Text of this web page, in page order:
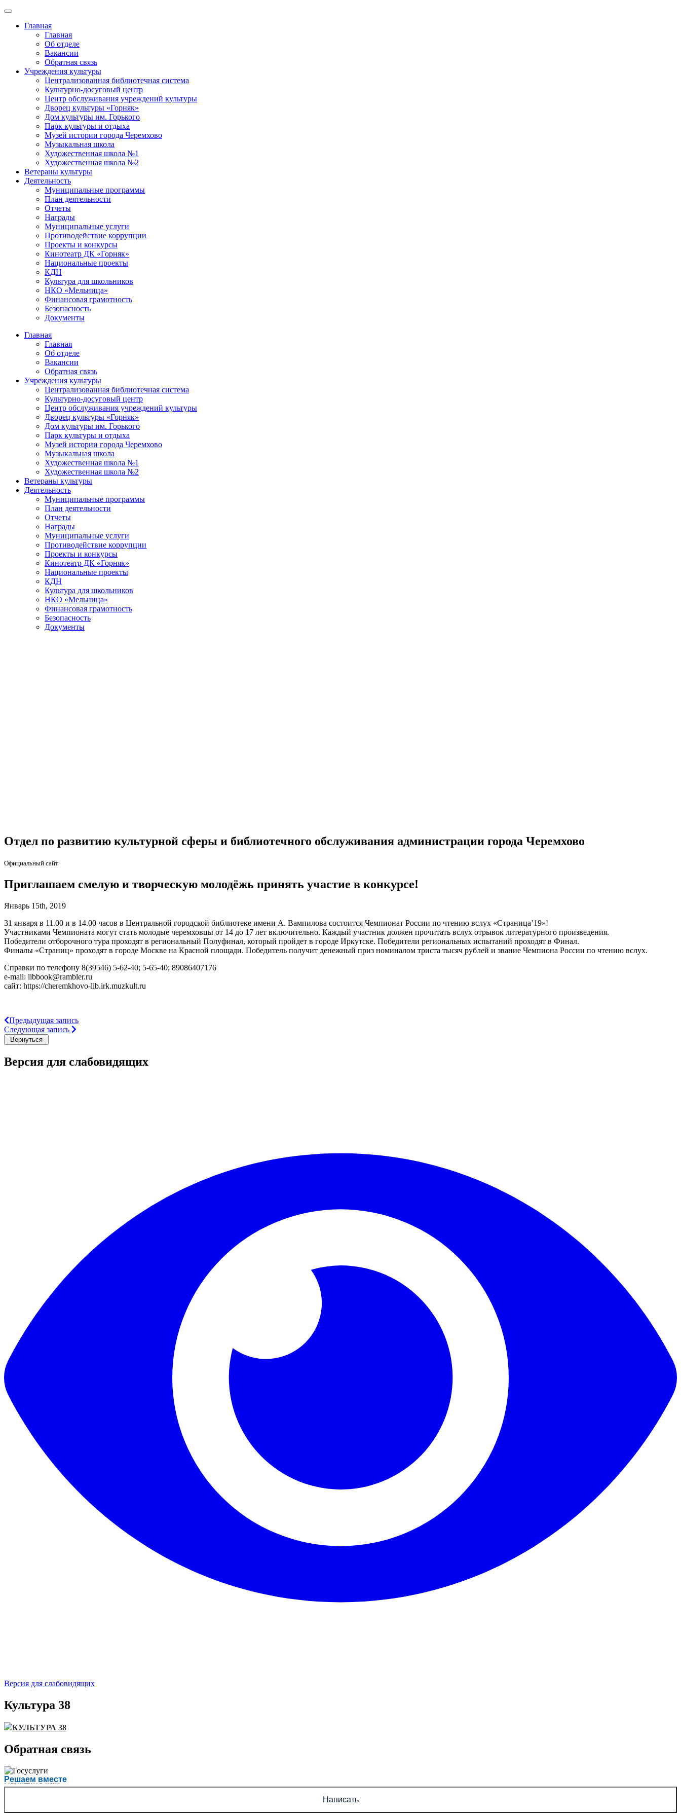
Главная
Главная
Об отделе
Вакансии
Обратная связь
Учреждения культуры
Централизованная библиотечная система
Культурно-досуговый центр
Центр обслуживания учреждений культуры
Дворец культуры «Горняк»
Дом культуры им. Горького
Парк культуры и отдыха
Музей истории города Черемхово
Музыкальная школа
Художественная школа №1
Художественная школа №2
Ветераны культуры
Деятельность
Муниципальные программы
План деятельности
Отчеты
Награды
Муниципальные услуги
Противодействие коррупции
Проекты и конкурсы
Кинотеатр ДК «Горняк»
Национальные проекты
КДН
Культура для школьников
НКО «Мельница»
Финансовая грамотность
Безопасность
Документы
Главная
Главная
Об отделе
Вакансии
Обратная связь
Учреждения культуры
Централизованная библиотечная система
Культурно-досуговый центр
Центр обслуживания учреждений культуры
Дворец культуры «Горняк»
Дом культуры им. Горького
Парк культуры и отдыха
Музей истории города Черемхово
Музыкальная школа
Художественная школа №1
Художественная школа №2
Ветераны культуры
Деятельность
Муниципальные программы
План деятельности
Отчеты
Награды
Муниципальные услуги
Противодействие коррупции
Проекты и конкурсы
Кинотеатр ДК «Горняк»
Национальные проекты
КДН
Культура для школьников
НКО «Мельница»
Финансовая грамотность
Безопасность
Документы
Отдел по развитию культурной сферы и библиотечного обслуживания администрации города Черемхово
Официальный сайт
Приглашаем смелую и творческую молодёжь принять участие в конкурсе!
Январь 15th, 2019
31 января в 11.00 и в 14.00 часов в Центральной городской библиотеке имени А. Вампилова состоится Чемпионат России по чтению вслух «Страница’19»!
Участниками Чемпионата могут стать молодые черемховцы от 14 до 17 лет включительно. Каждый участник должен прочитать вслух отрывок литературного произведения.
Победители отборочного тура проходят в региональный Полуфинал, который пройдет в городе Иркутске. Победители региональных испытаний проходят в Финал.
Финалы «Страниц» проходят в городе Москве на Красной площади. Победитель получит денежный приз номиналом триста тысяч рублей и звание Чемпиона России по чтению вслух.
Справки по телефону 8(39546) 5-62-40; 5-65-40; 89086407176
e-mail: libbook@rambler.ru
сайт: https://cheremkhovo-lib.irk.muzkult.ru
Предыдущая запись
Следующая запись
Версия для слабовидящих
Версия для слабовидящих
Культура 38
КУЛЬТУРА 38
Обратная связь
Решаем вместе
Есть вопрос?
Напишите нам
Написать